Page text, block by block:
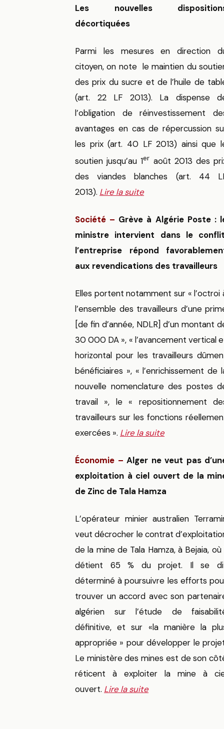
Les nouvelles
décortiquées
Parmi les mesures en direction
citoyen, on note le maintien du
des prix du sucre et de l’huile de
(art. 22 LF 2013). La dispense
l’obligation de réinvestissement
avantages en cas de répercussion
les prix (art. 40 LF 2013) ainsi que
soutien jusqu’au 1er août 2013 des
des viandes blanches (art. 44
2013). Lire la suite
Société – Grève à Algérie Poste :
ministre intervient dans le
l’entreprise répond
aux revendications des travailleurs
Elles portent notamment sur « l’octroi
l’ensemble des travailleurs d’une
[de fin d’année, NDLR] d’un montant
30 000 DA », « l’avancement vertical
horizontal pour les travailleurs
bénéficiaires », « l’enrichissement de
nouvelle nomenclature des postes
travail », le « repositionnement
travailleurs sur les fonctions
exercées ». Lire la suite
Économie – Alger ne veut pas
exploitation à ciel ouvert de la
de Zinc de Tala Hamza
L’opérateur minier australien
veut décrocher le contrat
de la mine de Tala Hamza, à Bejaia, où
détient 65 % du projet. Il se
déterminé à poursuivre les efforts
trouver un accord avec son
algérien sur l’étude de
définitive, et sur «la manière la
appropriée » pour développer le
Le ministère des mines est de son
réticent à exploiter la mine à
ouvert. Lire la suite